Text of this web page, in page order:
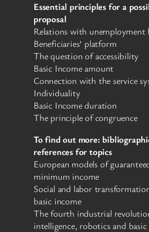
Essential principles for a
proposal
Relations with unemployment
Beneficiaries’ platform
The question of accessibility
Basic Income amount
Connection with the service
Individuality
Basic Income duration
The principle of congruence
To find out more:
references for topics
European models of
minimum income
Social and labor
basic income
The fourth industrial
intelligence, robotics and